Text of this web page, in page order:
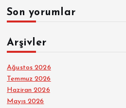
Son yorumlar
Arşivler
Ağustos 2026
Temmuz 2026
Haziran 2026
Mayıs 2026